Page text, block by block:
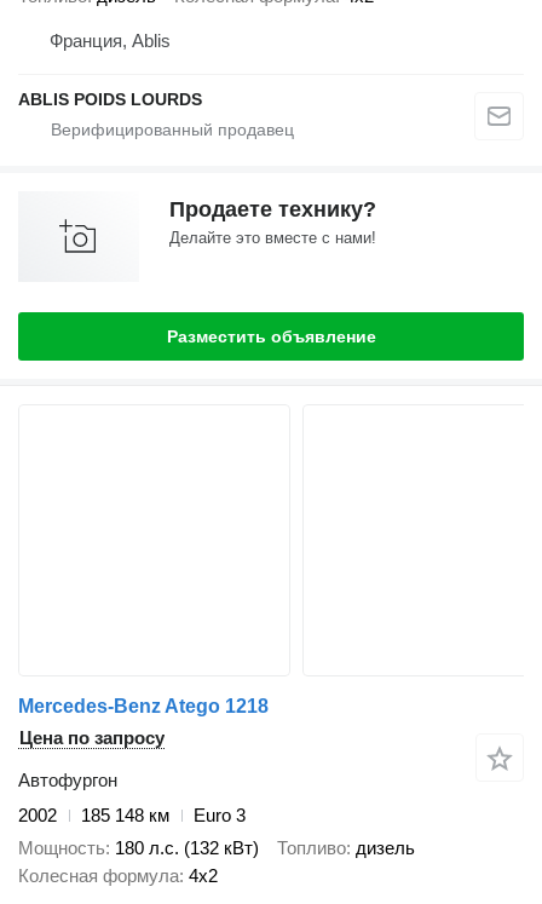
Франция, Ablis
ABLIS POIDS LOURDS
Продаете технику?
Делайте это вместе с нами!
Разместить объявление
Mercedes-Benz Atego 1218
Цена по запросу
Автофургон
2002
185 148 км
Euro 3
Мощность 180 л.с. (132 кВт) Топливо дизель
Колесная формула 4x2